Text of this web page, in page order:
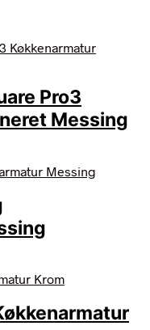
Pro3
Messing